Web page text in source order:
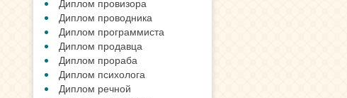
Диплом провизора
Диплом проводника
Диплом программиста
Диплом продавца
Диплом прораба
Диплом психолога
Диплом речной